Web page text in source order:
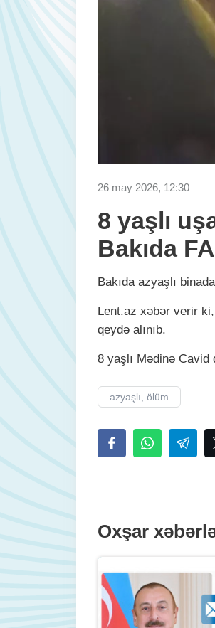
26 may 2026, 12:30
8 yaşlı
Bakıda
Bakıda azyaşlı
Lent.az xəbər verir
qeydə alınıb.
8 yaşlı Mədinə Cavid
azyaşlı, ölüm
Oxşar